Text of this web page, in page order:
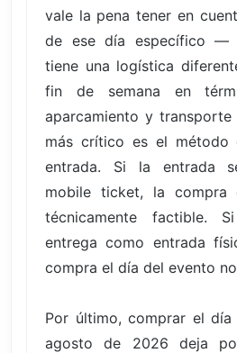
vale la pena tener en
de ese día específico —
tiene una logística
fin de semana en
aparcamiento y
más crítico es el método
entrada. Si la entrada
mobile ticket, la
técnicamente factible.
entrega como entrada
compra el día del evento
Por último, comprar el
agosto de 2026 deja